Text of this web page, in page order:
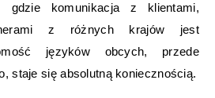
gdzie komunikacja z klientami,
z różnych krajów jest
języków obcych, przede
staje się absolutną koniecznością.